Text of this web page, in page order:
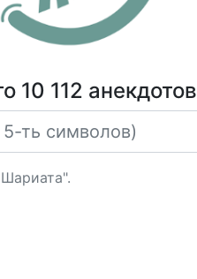
10 112 анекдотов